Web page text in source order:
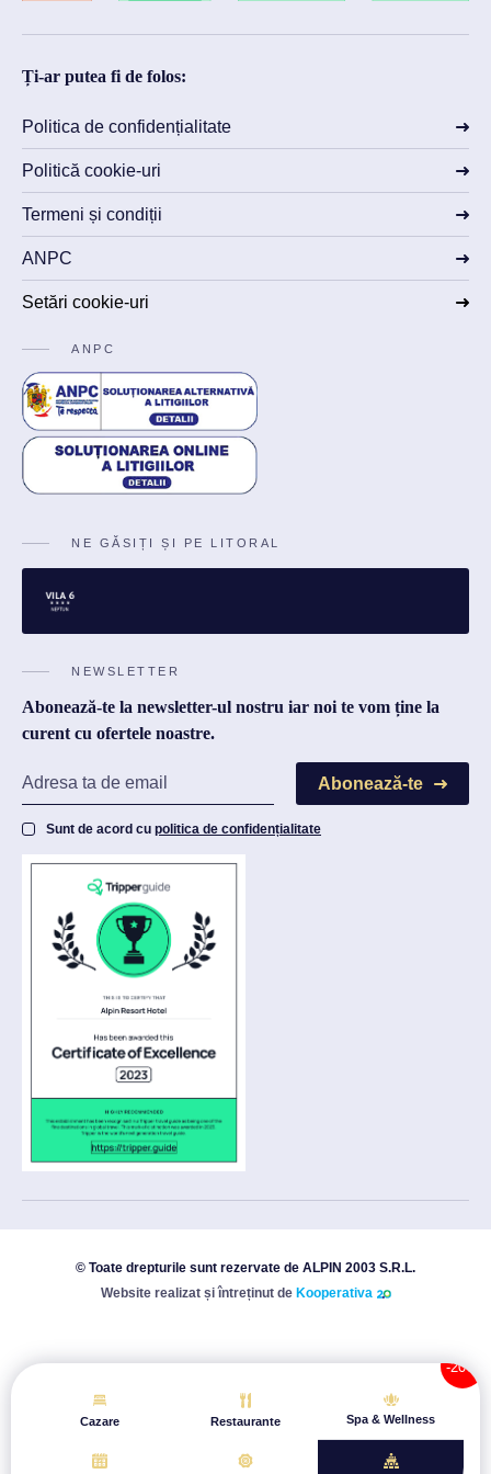
Ți-ar putea fi de folos:
Politica de confidențialitate
Politică cookie-uri
Termeni și condiții
ANPC
Setări cookie-uri
ANPC
NE GĂSIȚI ȘI PE LITORAL
NEWSLETTER
Abonează-te la newsletter-ul nostru iar noi te vom ține la
curent cu ofertele noastre.
Abonează-te
Sunt de acord cu politica de confidențialitate
© Toate drepturile sunt rezervate de ALPIN 2003 S.R.L.
Website realizat și întreținut de Kooperativa
Cazare Restaurante Spa & Wellness